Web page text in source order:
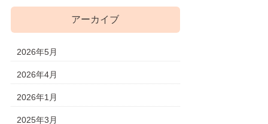
アーカイブ
2026年5月
2026年4月
2026年1月
2025年3月